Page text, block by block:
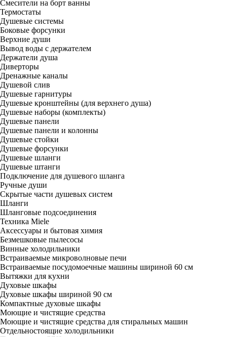
Смесители на борт ванны
Термостаты
Душевые системы
Боковые форсунки
Верхние души
Вывод воды с держателем
Держатели душа
Диверторы
Дренажные каналы
Душевой слив
Душевые гарнитуры
Душевые кронштейны (для верхнего душа)
Душевые наборы (комплекты)
Душевые панели
Душевые панели и колонны
Душевые стойки
Душевые форсунки
Душевые шланги
Душевые штанги
Подключение для душевого шланга
Ручные души
Скрытые части душевых систем
Шланги
Шланговые подсоединения
Техника Miele
Аксессуары и бытовая химия
Безмешковые пылесосы
Винные холодильники
Встраиваемые микроволновые печи
Встраиваемые посудомоечные машины шириной 60 см
Вытяжки для кухни
Духовые шкафы
Духовые шкафы шириной 90 см
Компактные духовые шкафы
Моющие и чистящие средства
Моющие и чистящие средства для стиральных машин
Отдельностоящие холодильники